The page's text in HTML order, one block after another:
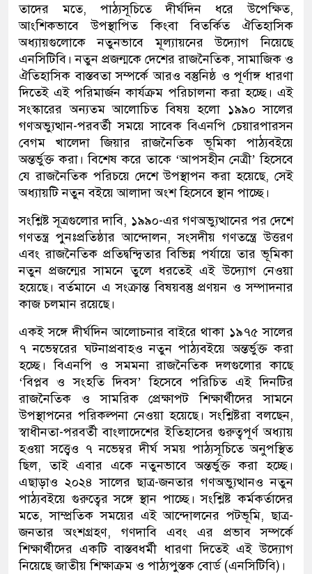
তাদের মতে, পাঠ্যসূচিতে দীর্ঘদিন ধরে উপেক্ষিত,
আংশিকভাবে উপস্থাপিত কিংবা বিতর্কিত ঐতিহাসিক
অধ্যায়গুলোকে নতুনভাবে মূল্যায়নের উদ্যোগ নিয়েছে
এনসিটিবি। নতুন প্রজন্মকে দেশের রাজনৈতিক, সামাজিক ও
ঐতিহাসিক বাস্তবতা সম্পর্কে আরও বস্তুনিষ্ঠ ও পূর্ণাঙ্গ ধারণা
দিতেই এই পরিমার্জন কার্যক্রম পরিচালনা করা হচ্ছে। এই
সংস্কারের অন্যতম আলোচিত বিষয় হলো ১৯৯০ সালের
গণঅভ্যুত্থান-পরবর্তী সময়ে সাবেক বিএনপি চেয়ারপারসন
বেগম খালেদা জিয়ার রাজনৈতিক ভূমিকা পাঠ্যবইয়ে
অন্তর্ভুক্ত করা। বিশেষ করে তাকে ‘আপসহীন নেত্রী’ হিসেবে
যে রাজনৈতিক পরিচয়ে দেশে উপস্থাপন করা হয়েছে, সেই
অধ্যায়টি নতুন বইয়ে আলাদা অংশ হিসেবে স্থান পাচ্ছে।
সংশ্লিষ্ট সূত্রগুলোর দাবি, ১৯৯০-এর গণঅভ্যুত্থানের পর দেশে
গণতন্ত্র পুনঃপ্রতিষ্ঠার আন্দোলন, সংসদীয় গণতন্ত্রে উত্তরণ
এবং রাজনৈতিক প্রতিদ্বন্দ্বিতার বিভিন্ন পর্যায়ে তার ভূমিকা
নতুন প্রজন্মের সামনে তুলে ধরতেই এই উদ্যোগ নেওয়া
হয়েছে। বর্তমানে এ সংক্রান্ত বিষয়বস্তু প্রণয়ন ও সম্পাদনার
কাজ চলমান রয়েছে।
একই সঙ্গে দীর্ঘদিন আলোচনার বাইরে থাকা ১৯৭৫ সালের
৭ নভেম্বরের ঘটনাপ্রবাহও নতুন পাঠ্যবইয়ে অন্তর্ভুক্ত করা
হচ্ছে। বিএনপি ও সমমনা রাজনৈতিক দলগুলোর কাছে
‘বিপ্লব ও সংহতি দিবস’ হিসেবে পরিচিত এই দিনটির
রাজনৈতিক ও সামরিক প্রেক্ষাপট শিক্ষার্থীদের সামনে
উপস্থাপনের পরিকল্পনা নেওয়া হয়েছে। সংশ্লিষ্টরা বলছেন,
স্বাধীনতা-পরবর্তী বাংলাদেশের ইতিহাসের গুরুত্বপূর্ণ অধ্যায়
হওয়া সত্ত্বেও ৭ নভেম্বর দীর্ঘ সময় পাঠ্যসূচিতে অনুপস্থিত
ছিল, তাই এবার একে নতুনভাবে অন্তর্ভুক্ত করা হচ্ছে।
এছাড়াও ২০২৪ সালের ছাত্র-জনতার গণঅভ্যুত্থানও নতুন
পাঠ্যবইয়ে গুরুত্বের সঙ্গে স্থান পাচ্ছে। সংশ্লিষ্ট কর্মকর্তাদের
মতে, সাম্প্রতিক সময়ের এই আন্দোলনের পটভূমি, ছাত্র-
জনতার অংশগ্রহণ, গণদাবি এবং এর প্রভাব সম্পর্কে
শিক্ষার্থীদের একটি বাস্তবধর্মী ধারণা দিতেই এই উদ্যোগ
নিয়েছে জাতীয় শিক্ষাক্রম ও পাঠ্যপুস্তক বোর্ড (এনসিটিবি)।